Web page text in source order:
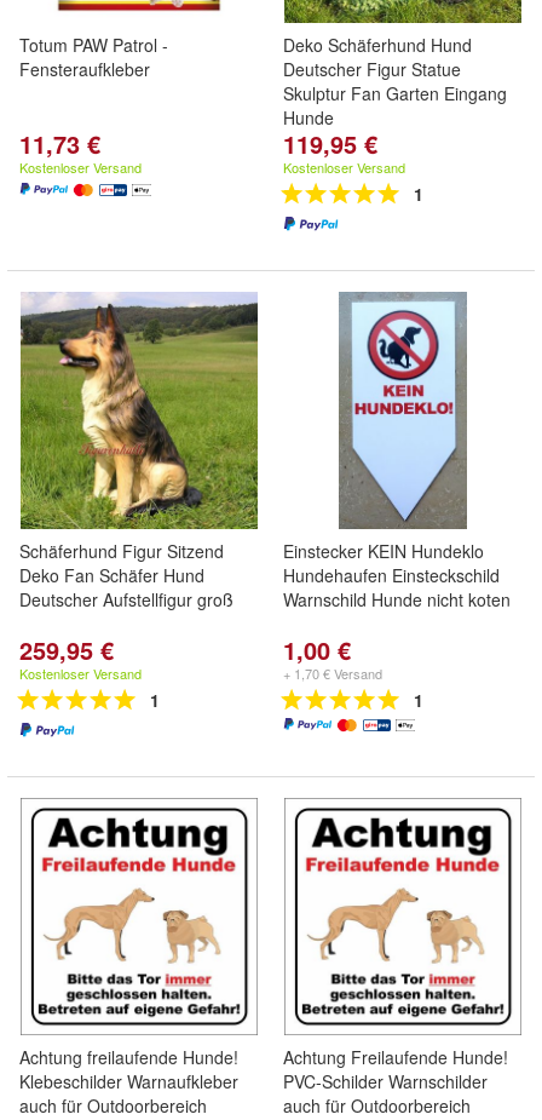
Totum PAW Patrol -
Fensteraufkleber
11,73 €
Kostenloser Versand
Deko Schäferhund Hund
Deutscher Figur Statue
Skulptur Fan Garten Eingang
Hunde
119,95 €
Kostenloser Versand
1
Schäferhund Figur Sitzend
Deko Fan Schäfer Hund
Deutscher Aufstellfigur groß
259,95 €
Kostenloser Versand
1
Einstecker KEIN Hundeklo
Hundehaufen Einsteckschild
Warnschild Hunde nicht koten
1,00 €
+ 1,70 € Versand
1
Achtung freilaufende Hunde!
Klebeschilder Warnaufkleber
auch für Outdoorbereich
Achtung Freilaufende Hunde!
PVC-Schilder Warnschilder
auch für Outdoorbereich